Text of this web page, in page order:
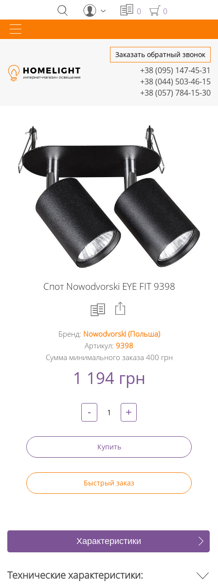
0 0
Заказать обратный звонок
+38 (095) 147-45-31
+38 (044) 503-46-15
+38 (057) 784-15-30
Спот Nowodvorski EYE FIT 9398
Facebook
+
Pinterest
Бренд: Nowodvorski (Польша)
Артикул: 9398
Сумма минимального заказа 400 грн
1 194 грн
- +
Купить
Быстрый заказ
Характеристики
Отзывы
Технические характеристики: